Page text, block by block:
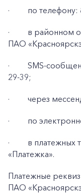
· по телефону:
·
в районном
ПАО
·
SMS-
29-39;
· через
· по
·
в платежных
«Платежка».
Платежные
ПАО